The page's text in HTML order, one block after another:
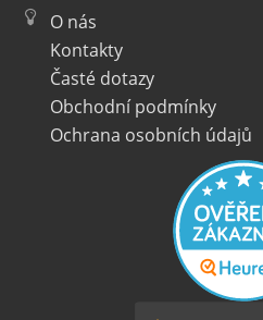
O nás
Kontakty
Časté dotazy
Obchodní podmínky
Ochrana osobních údajů